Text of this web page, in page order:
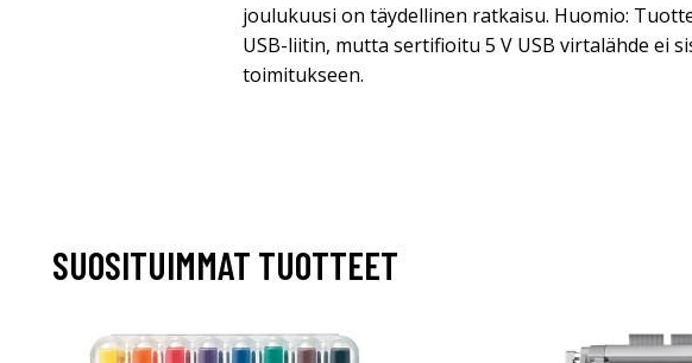
joulukuusi on täydellinen ratkaisu. Huomio:
USB-liitin, mutta sertifioitu 5 V USB virtalähde ei
toimitukseen.
SUOSITUIMMAT TUOTTEET